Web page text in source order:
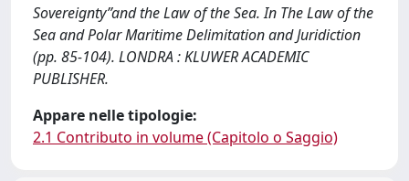
Sovereignty”and the Law of the Sea. In The Law of the
Sea and Polar Maritime Delimitation and Juridiction
(pp. 85-104). LONDRA : KLUWER ACADEMIC
PUBLISHER.
Appare nelle tipologie:
2.1 Contributo in volume (Capitolo o Saggio)